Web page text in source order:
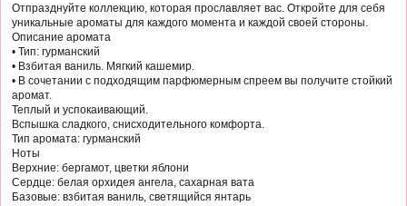
Отпразднуйте коллекцию, которая прославляет вас. Откройте для себя
уникальные ароматы для каждого момента и каждой своей стороны.
Описание аромата
• Тип: гурманский
• Взбитая ваниль. Мягкий кашемир.
• В сочетании с подходящим парфюмерным спреем вы получите стойкий
аромат.
Теплый и успокаивающий.
Вспышка сладкого, снисходительного комфорта.
Тип аромата: гурманский
Ноты
Верхние: бергамот, цветки яблони
Сердце: белая орхидея ангела, сахарная вата
Базовые: взбитая ваниль, светящийся янтарь